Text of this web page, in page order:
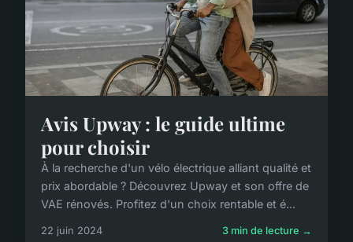
Avis Upway : le guide ultime
pour choisir
À la recherche d'un vélo électrique alliant qualité et
prix abordable ? Découvrez Upway et son offre de
VAE rénovés. Profitez d'un choix rentable et é...
22 juin 2024 3 min de lecture →